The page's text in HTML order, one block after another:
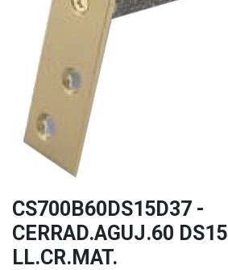
CS700B60DS15D37 -
CERRAD.AGUJ.60
LL.CR.MAT.